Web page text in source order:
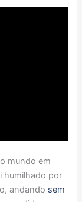
mundo em
humilhado por
andando sem